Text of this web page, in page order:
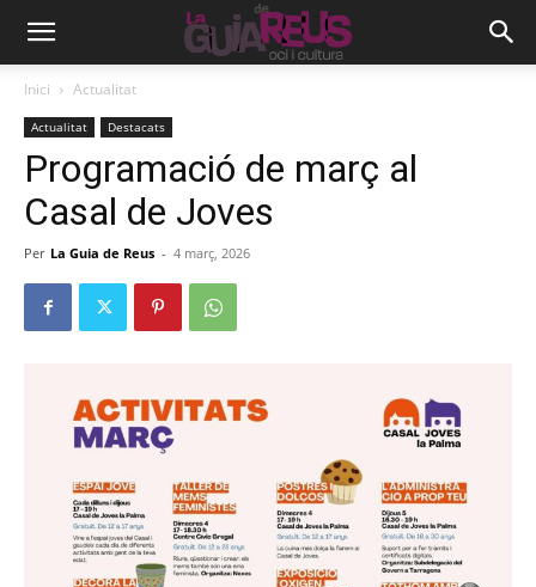
Inici Actualitat
Actualitat Destacats
Programació de març al
Casal de Joves
Per La Guia de Reus - 4 març, 2026